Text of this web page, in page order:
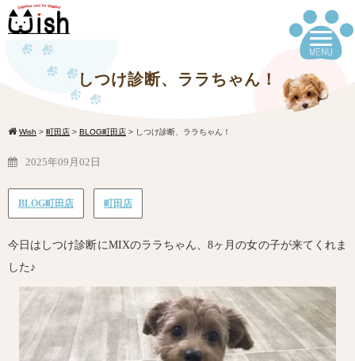
しつけ診断、ララちゃん！
Wish > 町田店 > BLOG町田店 > しつけ診断、ララちゃん！
2025年09月02日
BLOG町田店 町田店
今日はしつけ診断にMIXのララちゃん、8ヶ月の女の子が来てくれま
した♪